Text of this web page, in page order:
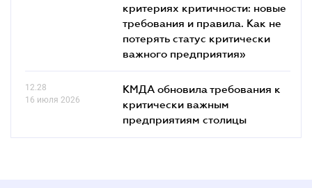
критериях критичности: новые
требования и правила. Как не
потерять статус критически
важного предприятия»
12.28
16 июля 2026
КМДА обновила требования к
критически важным
предприятиям столицы